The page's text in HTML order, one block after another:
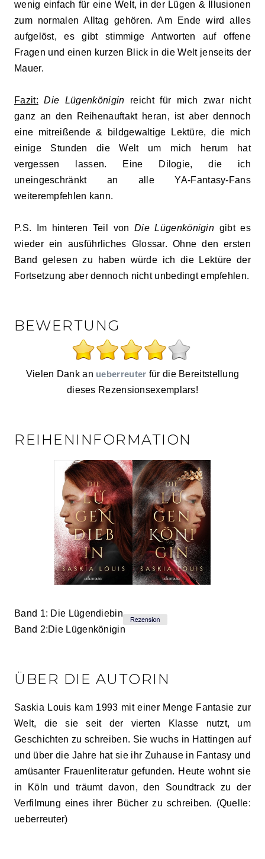
wenig einfach für eine Welt, in der Lügen & Illusionen
zum normalen Alltag gehören. Am Ende wird alles
aufgelöst, es gibt stimmige Antworten auf offene
Fragen und einen kurzen Blick in die Welt jenseits der
Mauer.
Fazit: Die Lügenkönigin reicht für mich zwar nicht
ganz an den Reihenauftakt heran, ist aber dennoch
eine mitreißende & bildgewaltige Lektüre, die mich
einige Stunden die Welt um mich herum hat
vergessen lassen. Eine Dilogie, die ich
uneingeschränkt an alle YA-Fantasy-Fans
weiterempfehlen kann.
P.S. Im hinteren Teil vonDie Lügenkönigin gibt es
wieder ein ausführliches Glossar. Ohne den ersten
Band gelesen zu haben würde ich die Lektüre der
Fortsetzung aber dennoch nicht unbedingt empfehlen.
BEWERTUNG
Vielen Dank an ueberreuter für die Bereitstellung
dieses Rezensionsexemplars!
REIHENINFORMATION
Band 1: Die Lügendiebin
Band 2:Die Lügenkönigin
ÜBER DIE AUTORIN
Saskia Louis kam 1993 mit einer Menge Fantasie zur
Welt, die sie seit der vierten Klasse nutzt, um
Geschichten zu schreiben. Sie wuchs in Hattingen auf
und über die Jahre hat sie ihr Zuhause in Fantasy und
amüsanter Frauenliteratur gefunden. Heute wohnt sie
in Köln und träumt davon, den Soundtrack zu der
Verfilmung eines ihrer Bücher zu schreiben. (Quelle:
ueberreuter)